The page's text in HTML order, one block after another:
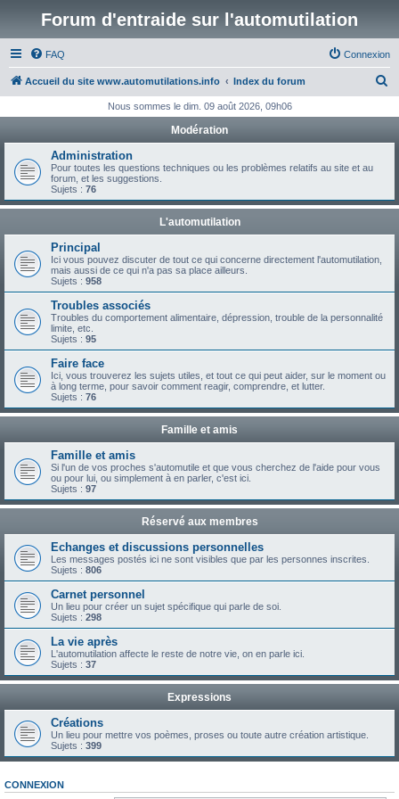
Forum d'entraide sur l'automutilation
FAQ Connexion
Accueil du site www.automutilations.info Index du forum
h
c
Nous sommes le dim. 09 août 2026, 09h06
Modération
Administration
Pour toutes les questions techniques ou les problèmes relatifs au site et au
forum, et les suggestions.
Sujets : 76
L'automutilation
Principal
Ici vous pouvez discuter de tout ce qui concerne directement l'automutilation,
mais aussi de ce qui n'a pas sa place ailleurs.
Sujets : 958
Troubles associés
Troubles du comportement alimentaire, dépression, trouble de la personnalité
limite, etc.
Sujets : 95
Faire face
Ici, vous trouverez les sujets utiles, et tout ce qui peut aider, sur le moment ou
à long terme, pour savoir comment reagir, comprendre, et lutter.
Sujets : 76
Famille et amis
Famille et amis
Si l'un de vos proches s'automutile et que vous cherchez de l'aide pour vous
ou pour lui, ou simplement à en parler, c'est ici.
Sujets : 97
Réservé aux membres
Echanges et discussions personnelles
Les messages postés ici ne sont visibles que par les personnes inscrites.
Sujets : 806
Carnet personnel
Un lieu pour créer un sujet spécifique qui parle de soi.
Sujets : 298
La vie après
L'automutilation affecte le reste de notre vie, on en parle ici.
Sujets : 37
Expressions
Créations
Un lieu pour mettre vos poèmes, proses ou toute autre création artistique.
Sujets : 399
CONNEXION